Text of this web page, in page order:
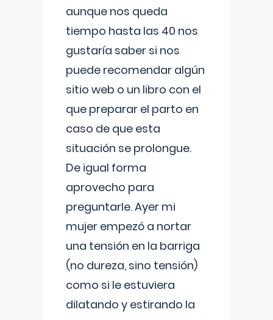
aunque nos queda
tiempo hasta las 40 nos
gustaría saber si nos
puede recomendar algún
sitio web o un libro con el
que preparar el parto en
caso de que esta
situación se prolongue.
De igual forma
aprovecho para
preguntarle. Ayer mi
mujer empezó a nortar
una tensión en la barriga
(no dureza, sino tensión)
como si le estuviera
dilatando y estirando la